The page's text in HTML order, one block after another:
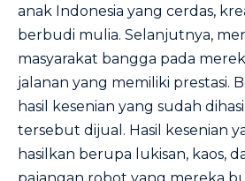
anak Indonesia yang cerdas,
berbudi mulia. Selanjutnya,
masyarakat bangga pada
jalanan yang memiliki prestasi.
hasil kesenian yang sudah
tersebut dijual. Hasil kesenian
hasilkan berupa lukisan, kaos,